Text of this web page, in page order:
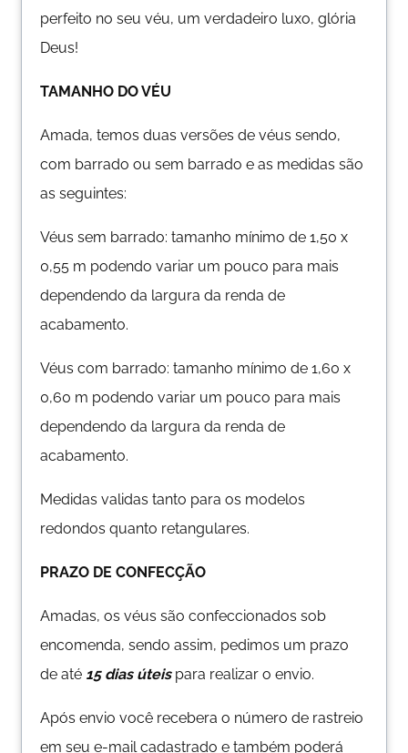
perfeito no seu véu, um verdadeiro luxo, glória
Deus!
TAMANHO DO VÉU
Amada, temos duas versões de véus sendo,
com barrado ou sem barrado e as medidas são
as seguintes:
Véus sem barrado: tamanho mínimo de 1,50 x
0,55 m podendo variar um pouco para mais
dependendo da largura da renda de
acabamento.
Véus com barrado: tamanho mínimo de 1,60 x
0,60 m podendo variar um pouco para mais
dependendo da largura da renda de
acabamento.
Medidas validas tanto para os modelos
redondos quanto retangulares.
PRAZO DE CONFECÇÃO
Amadas, os véus são confeccionados sob
encomenda, sendo assim, pedimos um prazo
de até 15 dias úteispara realizar o envio.
Após envio você recebera o número de rastreio
em seu e-mail cadastrado e também poderá